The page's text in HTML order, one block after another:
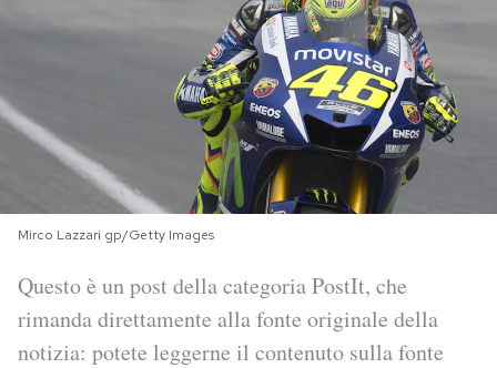
Mondiali calcio 2026
NEWSLETTER
SHOP
Mirco Lazzari gp/Getty Images
Questo è un post della categoria PostIt, che
rimanda direttamente alla fonte originale della
notizia: potete leggerne il contenuto sulla fonte